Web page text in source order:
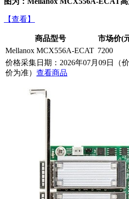
【查看】
商品型号 市场价(
Mellanox MCX556A-ECAT 7200
价格采集日期：2026年07月09日（
价为准） 查看商品